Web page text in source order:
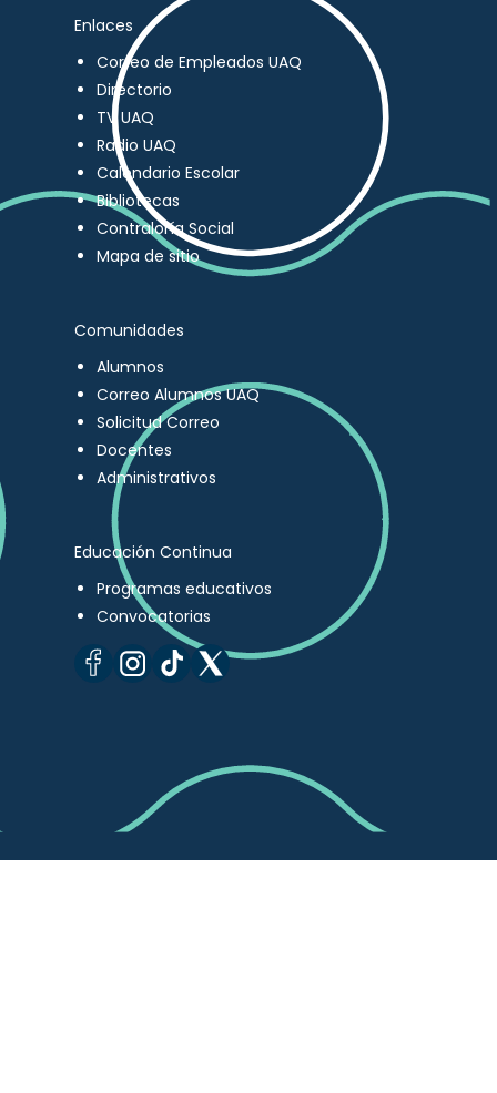
Enlaces
Correo de Empleados UAQ
Directorio
TV UAQ
Radio UAQ
Calendario Escolar
Bibliotecas
Contraloría Social
Mapa de sitio
Comunidades
Alumnos
Correo Alumnos UAQ
Solicitud Correo
Docentes
Administrativos
Educación Continua
Programas educativos
Convocatorias